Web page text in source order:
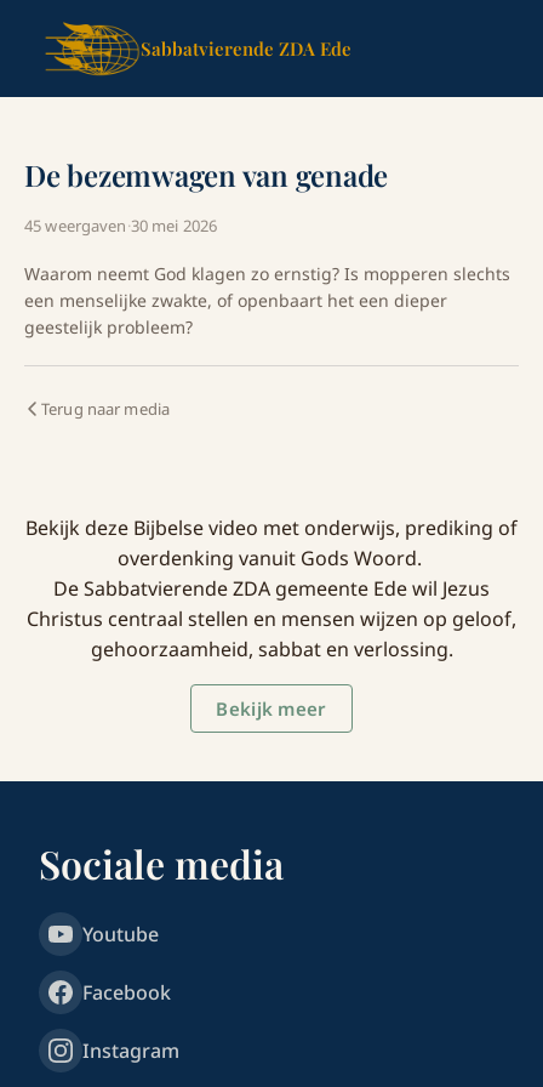
Sabbatvierende ZDA Ede
De bezemwagen van genade
45 weergaven·30 mei 2026
Waarom neemt God klagen zo ernstig? Is mopperen slechts
een menselijke zwakte, of openbaart het een dieper
geestelijk probleem?
Terug naar media
Bekijk deze Bijbelse video met onderwijs, prediking of
overdenking vanuit Gods Woord.
De Sabbatvierende ZDA gemeente Ede wil Jezus
Christus centraal stellen en mensen wijzen op geloof,
gehoorzaamheid, sabbat en verlossing.
Bekijk meer
Sociale media
Youtube
Facebook
Instagram